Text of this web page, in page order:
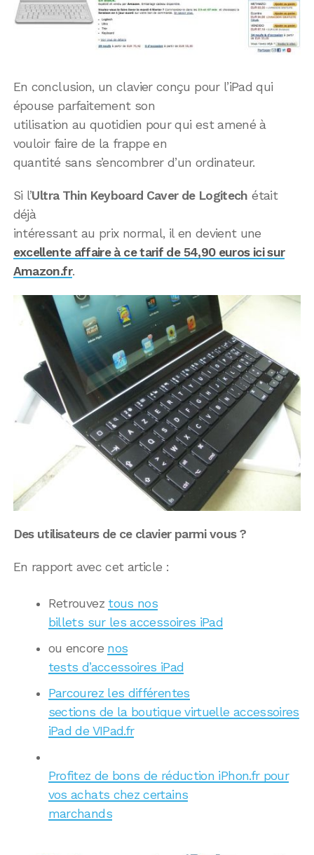
En conclusion, un clavier conçu pour l’iPad qui
épouse parfaitement son
utilisation au quotidien pour qui est amené à
vouloir faire de la frappe en
quantité sans s’encombrer d’un ordinateur.
Si l’Ultra Thin Keyboard Caver de Logitech était
déjà
intéressant au prix normal, il en devient une
excellente affaire à ce tarif de 54,90 euros ici sur
Amazon.fr.
Des utilisateurs de ce clavier parmi vous ?
En rapport avec cet article :
Retrouvez tous nos
billets sur les accessoires iPad
ou encore nos
tests d’accessoires iPad
Parcourez les différentes
sections de la boutique virtuelle accessoires
iPad de VIPad.fr
Profitez de bons de réduction iPhon.fr pour
vos achats chez certains
marchands